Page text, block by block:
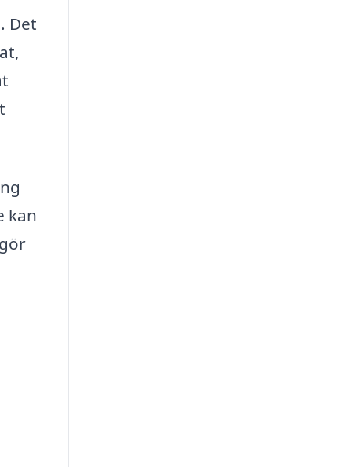
Det
kan